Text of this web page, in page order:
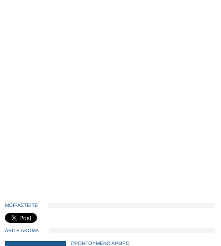
ΜΟΙΡΑΣΤΕΙΤΕ
ΔΕΙΤΕ ΑΚΟΜΑ
ΠΡΟΗΓΟΥΜΕΝΟ ΑΡΘΡΟ